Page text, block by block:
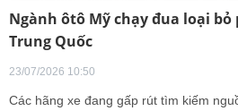
Ngành ôtô Mỹ chạy đua loại
Trung Quốc
23/07/2026 10:50
Các hãng xe đang gấp rút tìm kiếm